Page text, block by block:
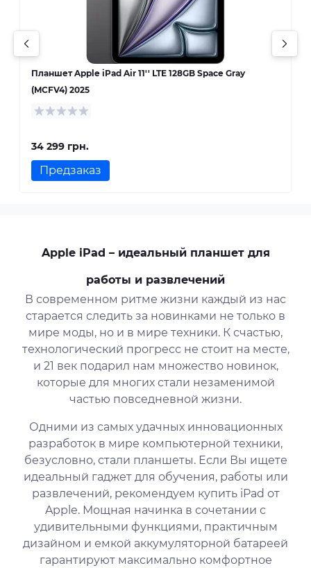
Планшет Apple iPad Air 11'' LTE 128GB Space Gray
(MCFV4) 2025
34 299 грн.
Предзаказ
Apple iPad – идеальный планшет для
работы и развлечений
В современном ритме жизни каждый из нас
старается следить за новинками не только в
мире моды, но и в мире техники. К счастью,
технологический прогресс не стоит на месте,
и 21 век подарил нам множество новинок,
которые для многих стали незаменимой
частью повседневной жизни.
Одними из самых удачных инновационных
разработок в мире компьютерной техники,
безусловно, стали планшеты. Если Вы ищете
идеальный гаджет для обучения, работы или
развлечений, рекомендуем купить iPad от
Apple. Мощная начинка в сочетании с
удивительными функциями, практичным
дизайном и емкой аккумуляторной батареей
гарантируют максимально комфортное